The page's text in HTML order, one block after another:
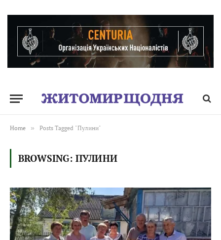
Home » Posts Tagged "Пулини"
BROWSING: ПУЛИНИ